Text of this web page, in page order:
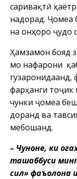
саривақтӣ
надорад. Ҷомеа
на онҳоро ҷудо
Ҳамзамон бояд
мо нафарони
гузаронидаанд,
фарҳанги тоҷик
чунки ҷомеа
доранд ва
мебошанд.
– Чуноне, ки
ташаббуси
сил» фаъолона